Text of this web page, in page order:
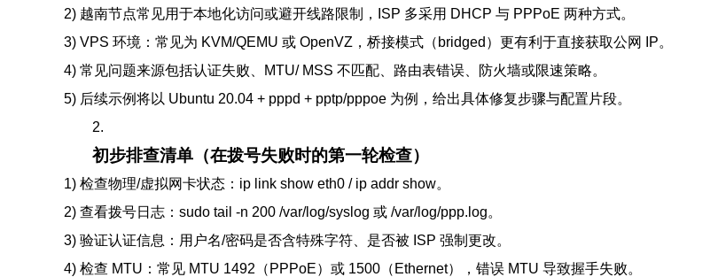
2) 越南节点常见用于本地化访问或避开线路限制，ISP 多采用 DHCP 与 PPPoE 两种方式。
3) VPS 环境：常见为 KVM/QEMU 或 OpenVZ，桥接模式（bridged）更有利于直接获取公网 IP。
4) 常见问题来源包括认证失败、MTU/ MSS 不匹配、路由表错误、防火墙或限速策略。
5) 后续示例将以 Ubuntu 20.04 + pppd + pptp/pppoe 为例，给出具体修复步骤与配置片段。
2.
初步排查清单（在拨号失败时的第一轮检查）
1) 检查物理/虚拟网卡状态：ip link show eth0 / ip addr show。
2) 查看拨号日志：sudo tail -n 200 /var/log/syslog 或 /var/log/ppp.log。
3) 验证认证信息：用户名/密码是否含特殊字符、是否被 ISP 强制更改。
4) 检查 MTU：常见 MTU 1492（PPPoE）或 1500（Ethernet），错误 MTU 导致握手失败。